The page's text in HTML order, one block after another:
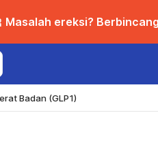
Masalah ereksi?
Badan (GLP1)